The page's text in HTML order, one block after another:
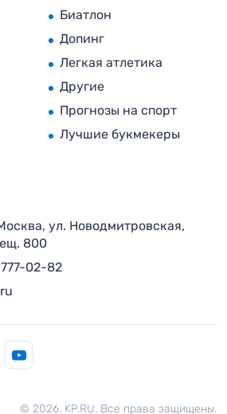
Биатлон
Допинг
Легкая атлетика
Другие
Прогнозы на спорт
Лучшие букмекеры
ул. Новодмитровская,
800
02-82
© 2026. KP.RU. Все права защищены.